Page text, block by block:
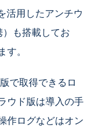
活用したアンチウ
も搭載してお
す。
で取得できるロ
ウド版は導入の手
作ログなどはオン